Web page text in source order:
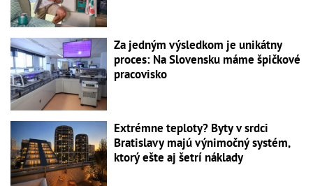
Za jedným výsledkom je unikátny
proces: Na Slovensku máme špičkové
pracovisko
Extrémne teploty? Byty v srdci
Bratislavy majú výnimočný systém,
ktorý ešte aj šetrí náklady